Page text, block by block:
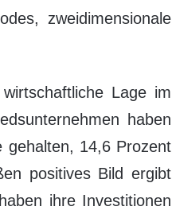
zweidimensionale
Lage im
haben
gehalten, 14,6 Prozent
positives Bild ergibt
ihre Investitionen